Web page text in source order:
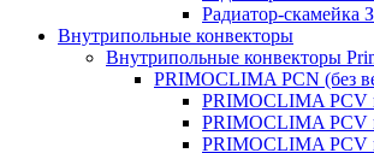
Радиатор-скамейка
Внутрипольные конвекторы
Внутрипольные конвекторы
PRIMOCLIMA PCN (без
PRIMOCLIMA PCV
PRIMOCLIMA PCV
PRIMOCLIMA PCV